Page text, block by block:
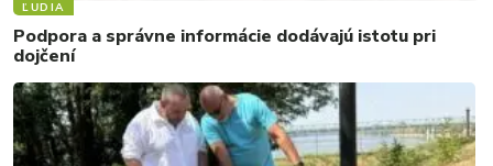
ĽUDIA
Podpora a správne informácie dodávajú istotu pri
dojčení